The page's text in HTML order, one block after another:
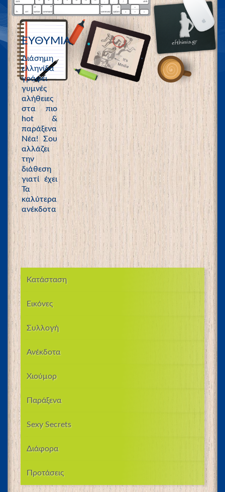
ΕΥΘΥΜΙΑ
Διάσημη
ελληνίδα
γράφει
γυμνές
αλήθειες
στα πιο
hot &
παράξενα
Νέα! Σου
αλλάζει
την
διάθεση
γιατί έχει
Τα
καλύτερα
ανέκδοτα
Κατάσταση
Εικόνες
Συλλογή
Ανέκδοτα
Χιούμορ
Παράξενα
Sexy Secrets
Διάφορα
Προτάσεις